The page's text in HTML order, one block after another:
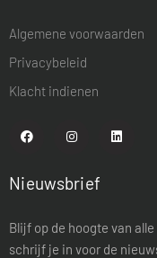
Algemene voorwaarden
Privacybeleid
Klacht indienen
Nieuwsbrief
Blijf op de hoogte van
schrijf je in voor de